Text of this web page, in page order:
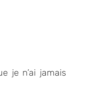
je n’ai jamais